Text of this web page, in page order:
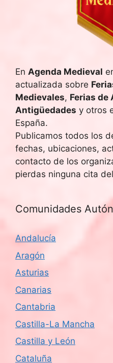
En Agenda Medieval
actualizada sobre
Medievales, Ferias de
Antigüedades y otros
España.
Publicamos todos los
fechas, ubicaciones,
contacto de los
pierdas ninguna cita
Comunidades
Andalucía
Aragón
Asturias
Canarias
Cantabria
Castilla-La Mancha
Castilla y León
Cataluña